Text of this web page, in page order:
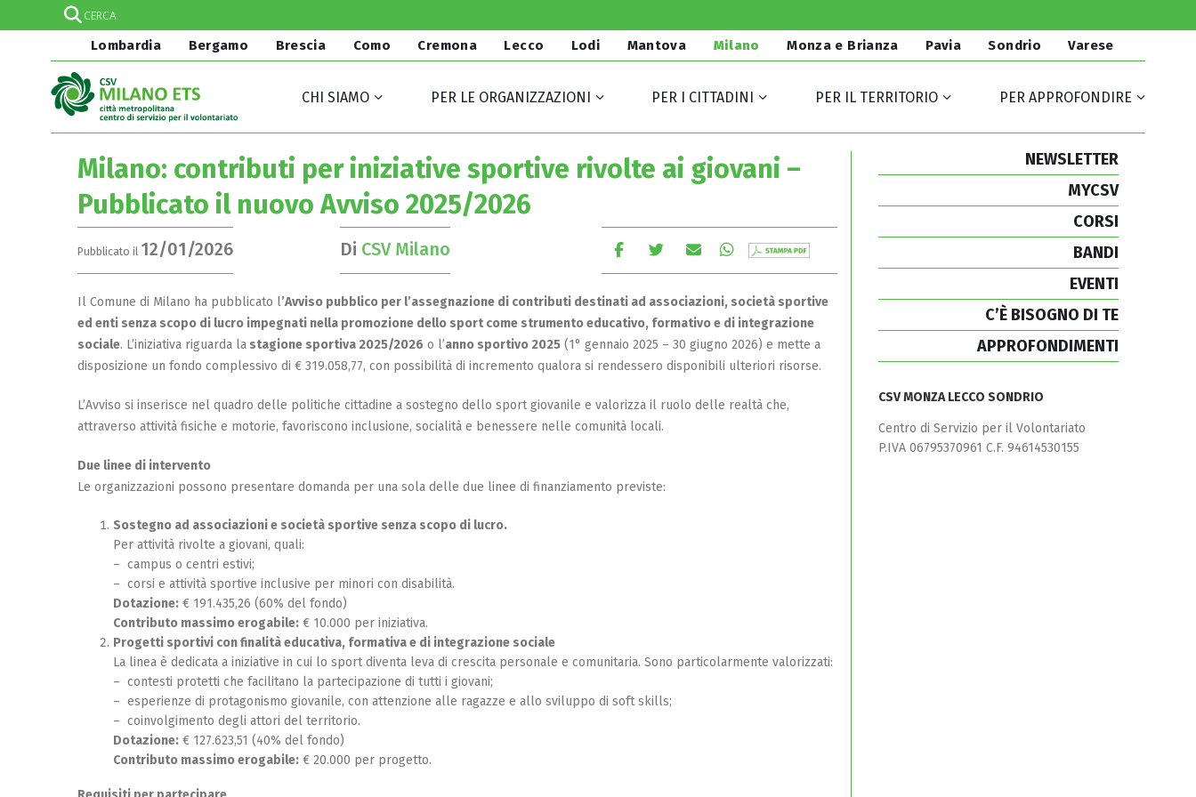
Lombardia Bergamo Brescia Como Cremona Lecco Lodi Mantova Milano Monza e Brianza Pavia Sondrio Varese
CHI SIAMO PER LE ORGANIZZAZIONI PER I CITTADINI PER IL TERRITORIO PER APPROFONDIRE
Milano: contributi per iniziative sportive rivolte ai giovani –
Pubblicato il nuovo Avviso 2025/2026
Pubblicato il 12/01/2026 Di CSV Milano
Il Comune di Milano ha pubblicato l’Avviso pubblico per l’assegnazione di contributi destinati ad associazioni, società sportive
ed enti senza scopo di lucro impegnati nella promozione dello sport come strumento educativo, formativo e di integrazione
sociale. L’iniziativa riguarda la stagione sportiva 2025/2026 o l’anno sportivo 2025 (1° gennaio 2025 – 30 giugno 2026) e mette a
disposizione un fondo complessivo di € 319.058,77, con possibilità di incremento qualora si rendessero disponibili ulteriori risorse.
L’Avviso si inserisce nel quadro delle politiche cittadine a sostegno dello sport giovanile e valorizza il ruolo delle realtà che,
attraverso attività fisiche e motorie, favoriscono inclusione, socialità e benessere nelle comunità locali.
Due linee di intervento
Le organizzazioni possono presentare domanda per una sola delle due linee di finanziamento previste:
Sostegno ad associazioni e società sportive senza scopo di lucro.
Per attività rivolte a giovani, quali:
– campus o centri estivi;
– corsi e attività sportive inclusive per minori con disabilità.
Dotazione: € 191.435,26 (60% del fondo)
Contributo massimo erogabile: € 10.000 per iniziativa.
Progetti sportivi con finalità educativa, formativa e di integrazione sociale
La linea è dedicata a iniziative in cui lo sport diventa leva di crescita personale e comunitaria. Sono particolarmente valorizzati:
– contesti protetti che facilitano la partecipazione di tutti i giovani;
– esperienze di protagonismo giovanile, con attenzione alle ragazze e allo sviluppo di soft skills;
– coinvolgimento degli attori del territorio.
Dotazione: € 127.623,51 (40% del fondo)
Contributo massimo erogabile: € 20.000 per progetto.
NEWSLETTER
MYCSV
CORSI
BANDI
EVENTI
C’È BISOGNO DI TE
APPROFONDIMENTI
CSV MONZA LECCO SONDRIO
Centro di Servizio per il Volontariato
P.IVA 06795370961 C.F. 94614530155